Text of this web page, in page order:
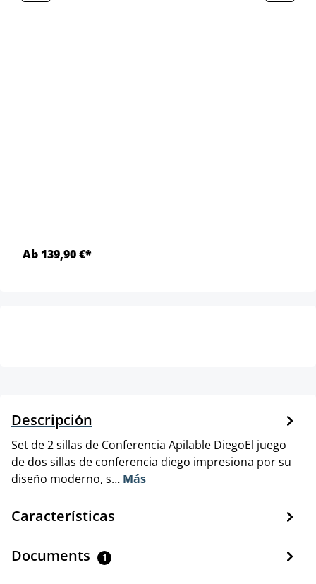
Ab 139,90 €*
Descripción
Set de 2 sillas de Conferencia Apilable DiegoEl juego
de dos sillas de conferencia diego impresiona por su
diseño moderno, s… Más
Características
Documents 1